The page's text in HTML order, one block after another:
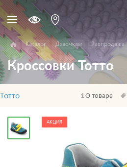
Каталог Девочкам Распродажа
Кроссовки Тотто
Тотто О товаре
АКЦИЯ